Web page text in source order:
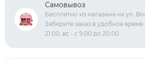
Самовывоз
Бесплатно из магазина на ул.
Заберите заказ в удобное
21:00, вс - с 9:00 до 20:00